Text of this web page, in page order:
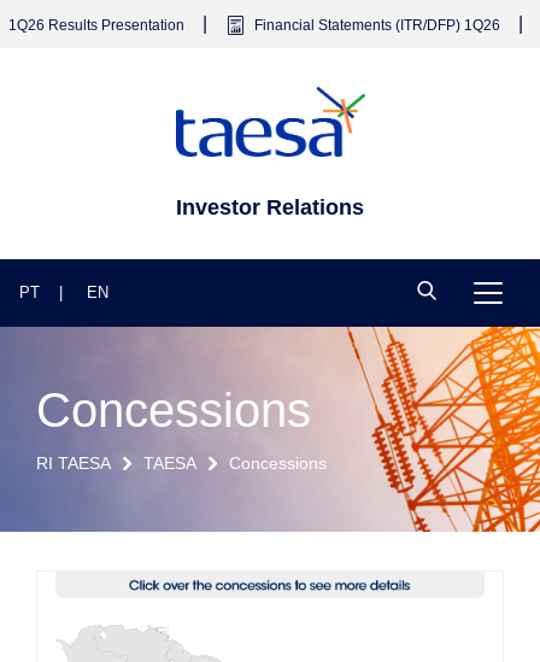
Results Presentation | Financial Statements (ITR/DFP) 1Q26 |
Investor Relations
PT EN
Concessions
RI TAESA TAESA Concessions